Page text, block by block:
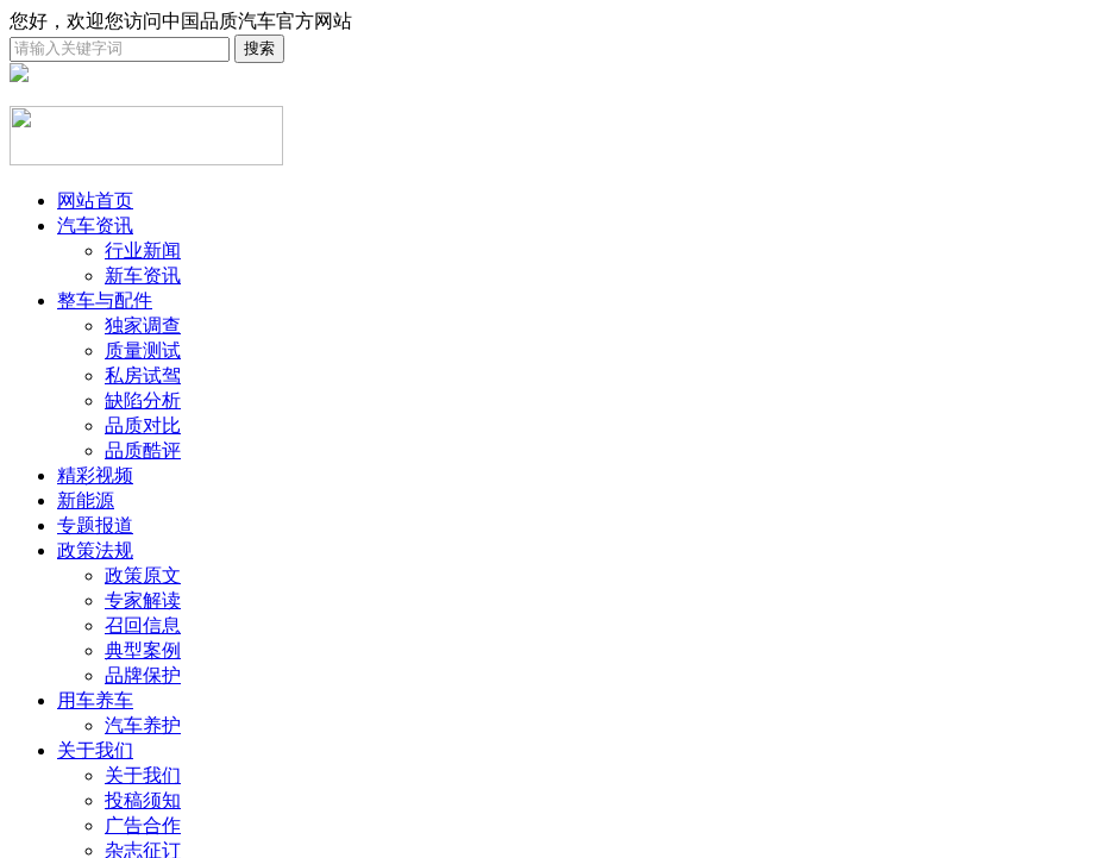
您好，欢迎您访问中国品质汽车官方网站
网站首页
汽车资讯
行业新闻
新车资讯
整车与配件
独家调查
质量测试
私房试驾
缺陷分析
品质对比
品质酷评
精彩视频
新能源
专题报道
政策法规
政策原文
专家解读
召回信息
典型案例
品牌保护
用车养车
汽车养护
关于我们
关于我们
投稿须知
广告合作
杂志征订